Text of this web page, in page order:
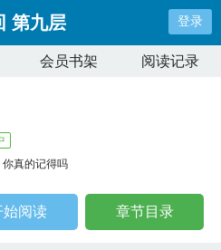
第九层 登录
会员书架 阅读记录
你真的记得吗
始阅读 章节目录